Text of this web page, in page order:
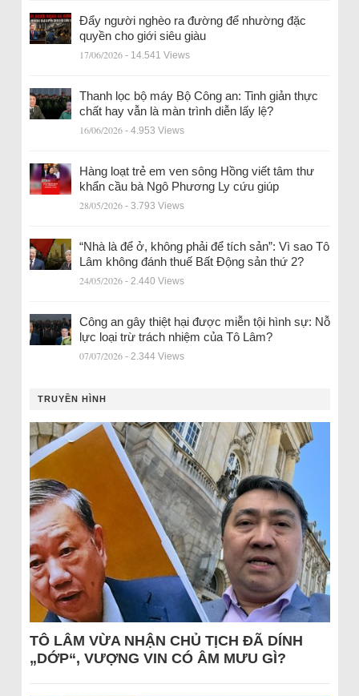
Đẩy người nghèo ra đường để nhường đặc
quyền cho giới siêu giàu
17/06/2026 - 14.541 Views
Thanh lọc bộ máy Bộ Công an: Tinh giản thực
chất hay vẫn là màn trình diễn lấy lệ?
16/06/2026 - 4.953 Views
Hàng loạt trẻ em ven sông Hồng viết tâm thư
khẩn cầu bà Ngô Phương Ly cứu giúp
28/05/2026 - 3.793 Views
“Nhà là để ở, không phải để tích sản”: Vì sao Tô
Lâm không đánh thuế Bất Động sản thứ 2?
24/05/2026 - 2.440 Views
Công an gây thiệt hại được miễn tội hình sự: Nỗ
lực loại trừ trách nhiệm của Tô Lâm?
07/07/2026 - 2.344 Views
TRUYỀN HÌNH
TÔ LÂM VỪA NHẬN CHỦ TỊCH ĐÃ DÍNH
„DỚP“, VƯỢNG VIN CÓ ÂM MƯU GÌ?